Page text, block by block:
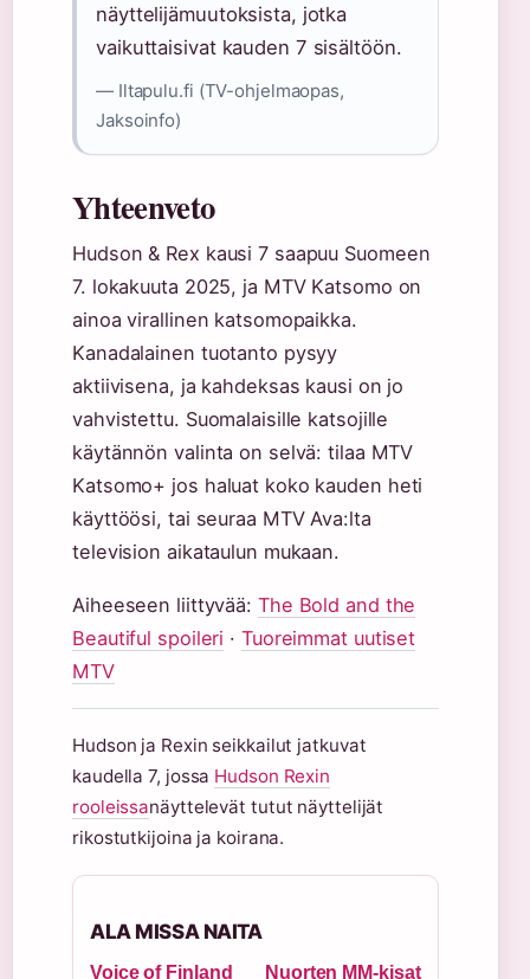
näyttelijämuutoksista, jotka
vaikuttaisivat kauden 7 sisältöön.
— Iltapulu.fi (TV-ohjelmaopas,
Jaksoinfo)
Yhteenveto
Hudson & Rex kausi 7 saapuu Suomeen
7. lokakuuta 2025, ja MTV Katsomo on
ainoa virallinen katsomopaikka.
Kanadalainen tuotanto pysyy
aktiivisena, ja kahdeksas kausi on jo
vahvistettu. Suomalaisille katsojille
käytännön valinta on selvä: tilaa MTV
Katsomo+ jos haluat koko kauden heti
käyttöösi, tai seuraa MTV Ava:lta
television aikataulun mukaan.
Aiheeseen liittyvää: The Bold and the
Beautiful spoileri · Tuoreimmat uutiset
MTV
Hudson ja Rexin seikkailut jatkuvat
kaudella 7, jossa Hudson Rexin
rooleissanäyttelevät tutut näyttelijät
rikostutkijoina ja koirana.
ALA MISSA NAITA
Voice of Finland
Nuorten MM-kisat